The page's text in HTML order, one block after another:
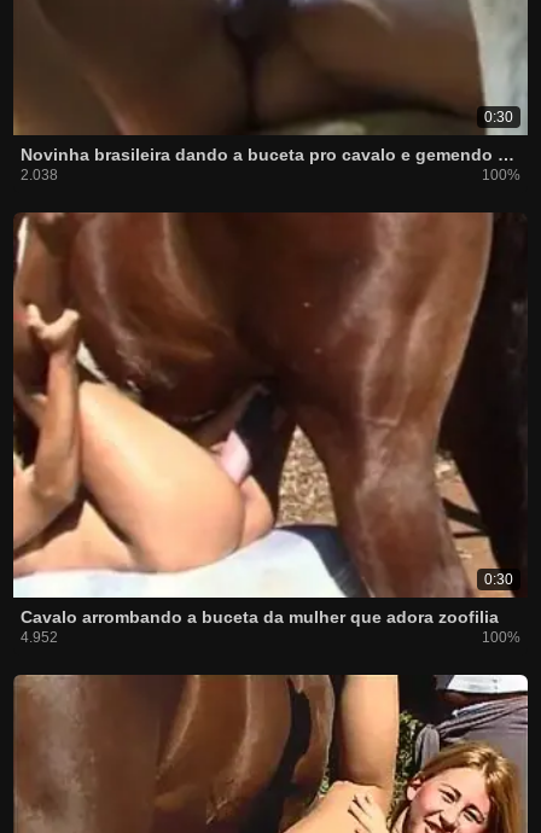
0:30
Novinha brasileira dando a buceta pro cavalo e gemendo muito
2.038 100%
0:30
Cavalo arrombando a buceta da mulher que adora zoofilia
4.952 100%